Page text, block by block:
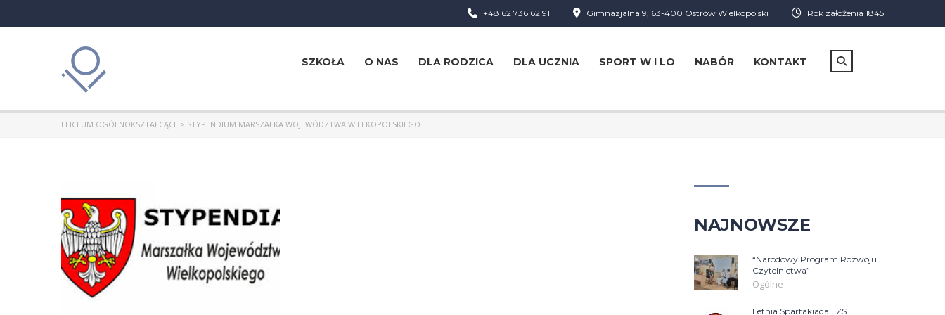
Rok założenia 1845
Gimnazjalna 9, 63-400 Ostrów Wielkopolski
+48 62 736 62 91
SZKOŁA O NAS DLA RODZICA DLA UCZNIA SPORT W I LO NABÓR KONTAKT
I LICEUM OGÓLNOKSZTAŁCĄCE > STYPENDIUM MARSZAŁKA WOJEWÓDZTWA WIELKOPOLSKIEGO
NAJNOWSZE
“Narodowy Program Rozwoju
Czytelnictwa”
Ogólne
Letnia Spartakiada LZS.